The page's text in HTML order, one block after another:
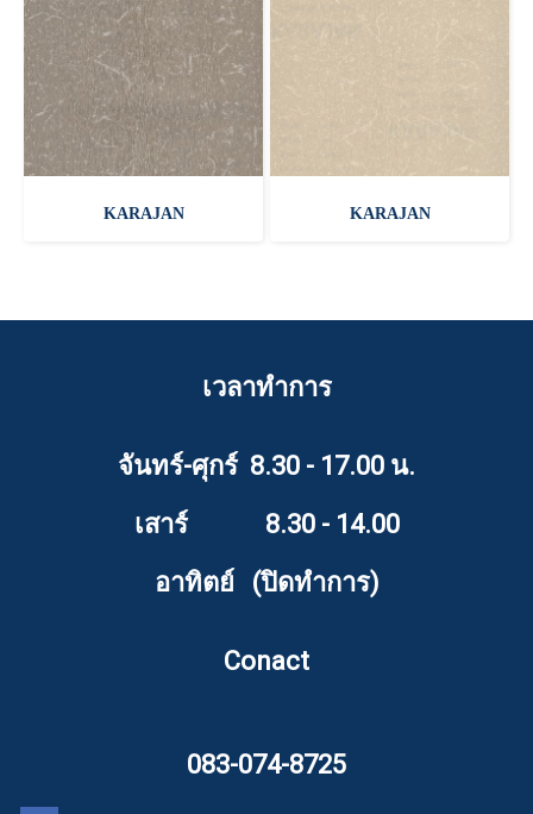
KARAJAN KARAJAN
เวลาทำการ
จันทร์-ศุกร์ 8.30 - 17.00 น.
เสาร์ 8.30 - 14.00
อาทิตย์ (ปิดทำการ)
Conact
083-074-8725